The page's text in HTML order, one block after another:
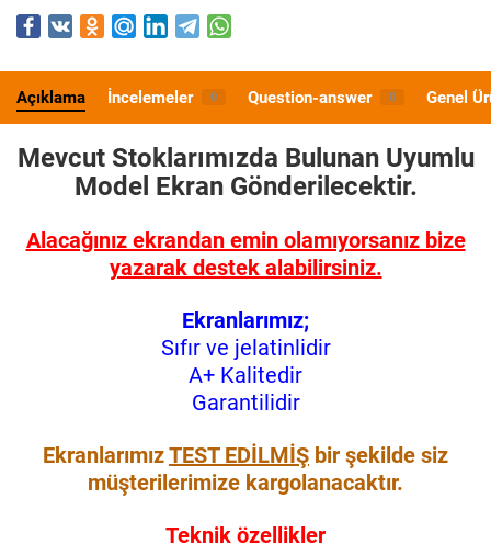
Açıklama İncelemeler 0 Question-answer 0 Genel
Mevcut Stoklarımızda Bulunan Uyumlu
Model Ekran Gönderilecektir.
Alacağınız ekrandan emin olamıyorsanız bize
yazarak destek alabilirsiniz.
Ekranlarımız;
Sıfır ve jelatinlidir
A+ Kalitedir
Garantilidir
EkranlarımızTEST EDİLMİŞ bir şekilde siz
müşterilerimize kargolanacaktır.
Teknik özellikler